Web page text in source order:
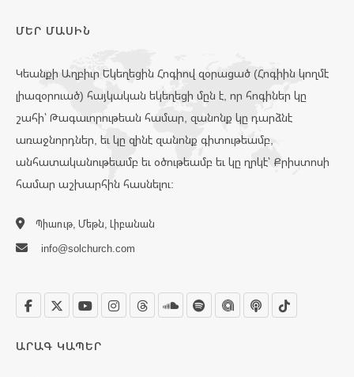
ՄԵՐ ՄԱՍԻՆ
Կեանքի Աղբիւր Եկեղեցին Հոգիով զօրացած (Հոգիին կողմէ
լիազօրուած) հայկական եկեղեցի մըն է, որ հոգիներ կը
շահի՝ Թագաւորութեան համար, զանոնք կը դարձնէ
առաջնորդներ, եւ կը զինէ զանոնք գիտութեամբ,
անհատականութեամբ եւ օծութեամբ եւ կը ղրկէ՝ Քրիստոսի
համար աշխարհին հասնելու:
Պիաութ, Մեթն, Լիբանան
info@solchurch.com
ԱՐԱԳ ԿԱՊԵՐ